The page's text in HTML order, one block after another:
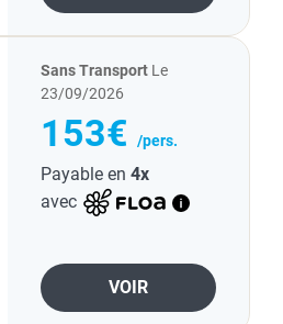
Sans Transport Le
23/09/2026
153€ /pers.
Payable en 4x
avec
VOIR